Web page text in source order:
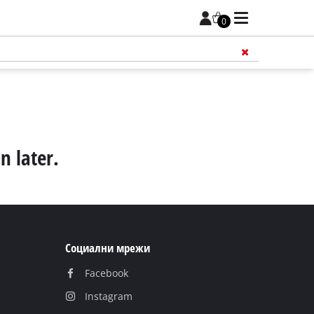
0
later.
Социални мрежи
Facebook
Instagram